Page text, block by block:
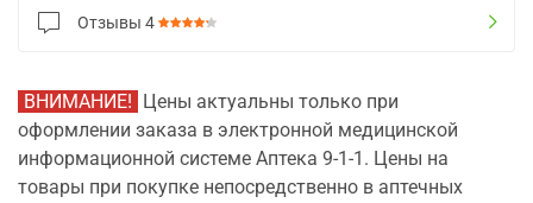
Отзывы 4
ВНИМАНИЕ! Цены актуальны только при
оформлении заказа в электронной медицинской
информационной системе Аптека 9-1-1. Цены на
товары при покупке непосредственно в аптечных